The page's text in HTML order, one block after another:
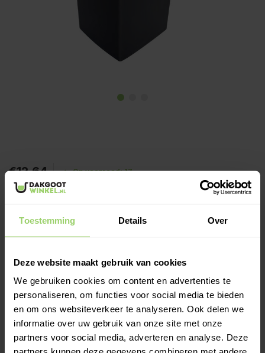
Toestemming Details Over
Deze website maakt gebruik van cookies
We gebruiken cookies om content en advertenties te
personaliseren, om functies voor social media te bieden
en om ons websiteverkeer te analyseren. Ook delen we
informatie over uw gebruik van onze site met onze
partners voor social media, adverteren en analyse. Deze
€12,64 Op voorraad: 17
binnenkomen, verzenden wij dinsdag 11 augustus en
bezorgdatum.
- + In Winkelwagen
Het vierkante verloopstuk Noir heeft een conisch ontwerp: de
onderkant past in een afgezaagde koker, terwijl het verloop
ervoor zorgt dat de koker stevig in de bovenkant valt. Hoogte